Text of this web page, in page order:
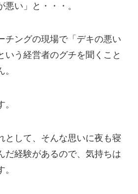
悪い」と・・・。
チングの現場で「デキの悪い
いう経営者のグチを聞くこと
として、そんな思いに夜も寝
だ経験があるので、気持ちは